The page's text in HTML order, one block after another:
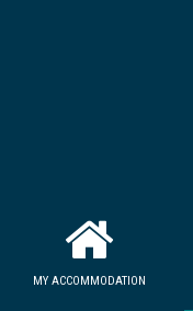
MY ACCOMMODATION